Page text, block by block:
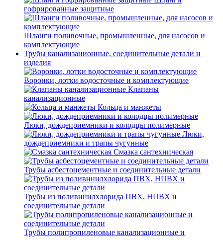
гофрированные защитные
Шланги поливочные, промышленные, для насосов и
комплектующие
Трубы канализационные, соединительные детали и
изделия
Воронки, лотки водосточные и комплектующие
Клапаны
канализационные
Кольца и манжеты
Люки, дождеприемники и колодцы полимерные
Люки,
дождеприемники и трапы чугунные
Смазка сантехническая
Трубы асбестоцементные и соединительные детали
Трубы из поливинилхлорида ПВХ, НПВХ и
соединительные детали
Трубы полипропиленовые канализационные и